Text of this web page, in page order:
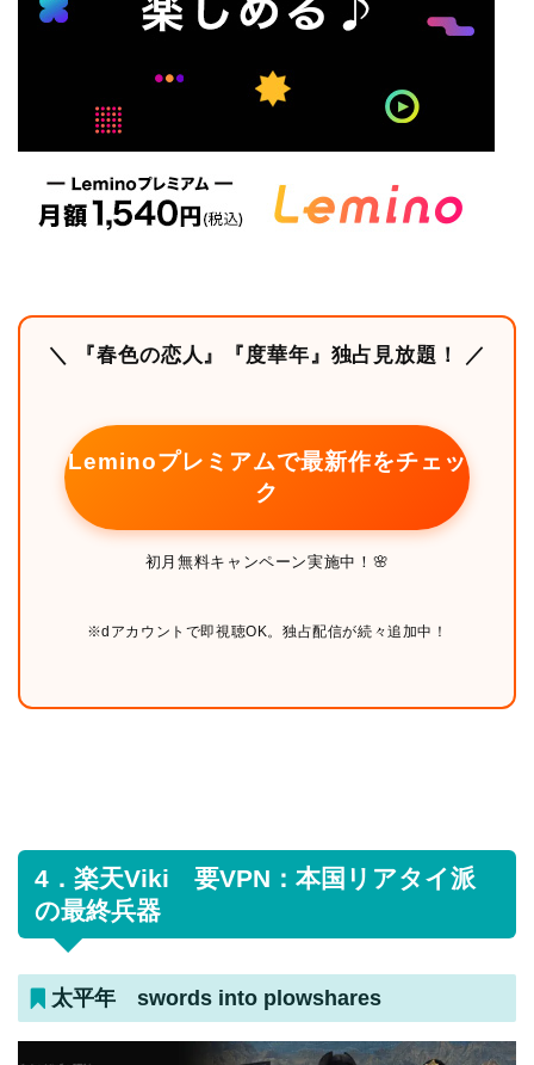
＼ 『春色の恋人』『度華年』独占見放題！ ／
Leminoプレミアムで最新作をチェッ
ク
初月無料キャンペーン実施中！🌸
※dアカウントで即視聴OK。独占配信が続々追加中！
4．楽天Viki 要VPN：本国リアタイ派
の最終兵器
太平年 swords into plowshares